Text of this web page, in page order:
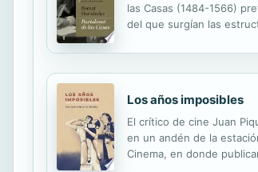
las Casas (1484-1566)
del que surgían las
Los años imposibles
El crítico de cine Juan
en un andén de la
Cinema, en donde